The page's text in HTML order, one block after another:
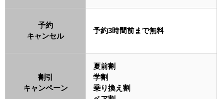
予約
キャンセル
予約3時間前まで無料
割引
キャンペーン
夏前割
学割
乗り換え割